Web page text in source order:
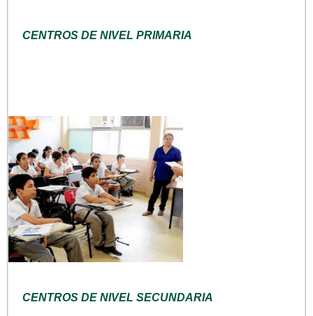
CENTROS DE NIVEL PRIMARIA
CENTROS DE NIVEL SECUNDARIA